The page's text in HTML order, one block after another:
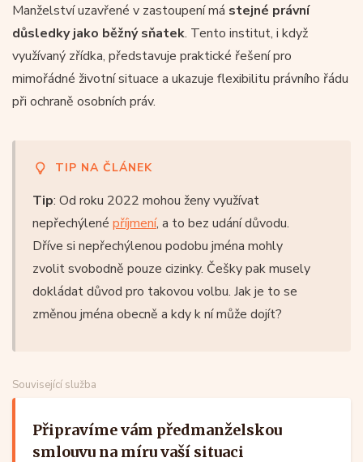
Manželství uzavřené v zastoupení má stejné právní
důsledky jako běžný sňatek. Tento institut, i když
využívaný zřídka, představuje praktické řešení pro
mimořádné životní situace a ukazuje flexibilitu právního řádu
při ochraně osobních práv.
TIP NA ČLÁNEK
Tip: Od roku 2022 mohou ženy využívat
nepřechýlené příjmení, a to bez udání důvodu.
Dříve si nepřechýlenou podobu jména mohly
zvolit svobodně pouze cizinky. Češky pak musely
dokládat důvod pro takovou volbu. Jak je to se
změnou jména obecně a kdy k ní může dojít?
Související služba
Připravíme vám předmanželskou
smlouvu na míru vaší situaci